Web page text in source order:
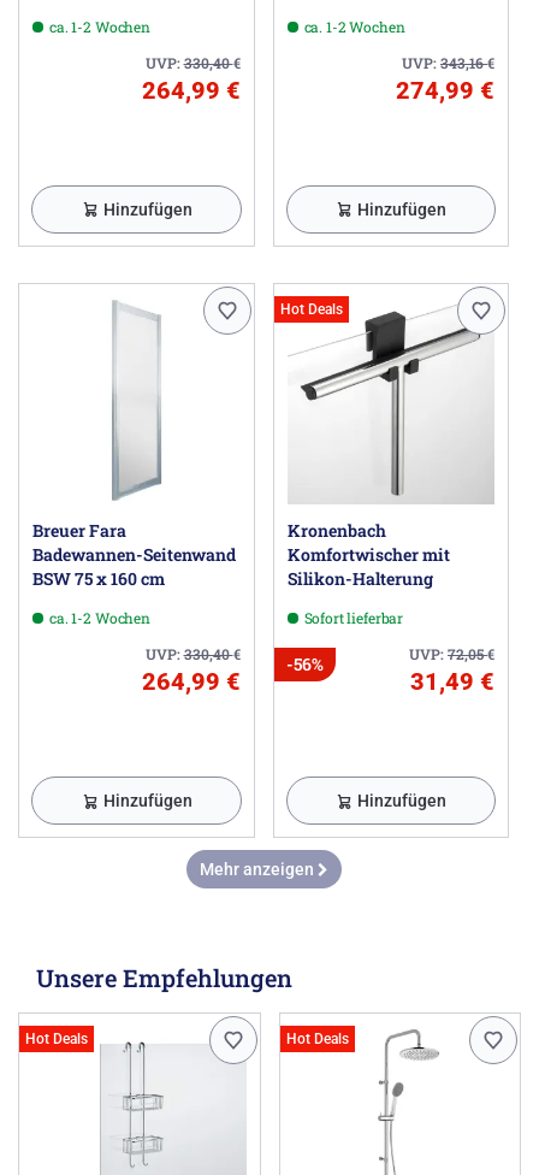
ca. 1-2 Wochen
UVP:330,40€
264,99 €
Hinzufügen
ca. 1-2 Wochen
UVP:343,16€
274,99 €
Hinzufügen
Breuer Fara
Badewannen-Seitenwand
BSW 75 x 160 cm
ca. 1-2 Wochen
UVP:330,40€
264,99 €
Hinzufügen
Hot Deals
Kronenbach
Komfortwischer mit
Silikon-Halterung
Sofort lieferbar
UVP:72,05€
-56%
31,49 €
Hinzufügen
Mehr anzeigen
Unsere Empfehlungen
Hot Deals Hot Deals